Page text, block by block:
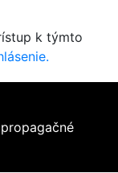
k týmto